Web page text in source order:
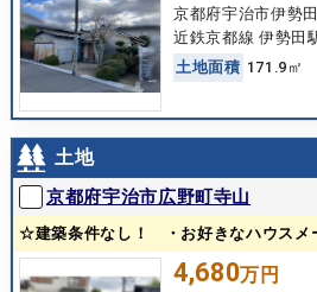
京都府宇治市伊勢
近鉄京都線 伊勢田
土地面積 171.9㎡
土地
京都府宇治市広野町寺山
4,680万円